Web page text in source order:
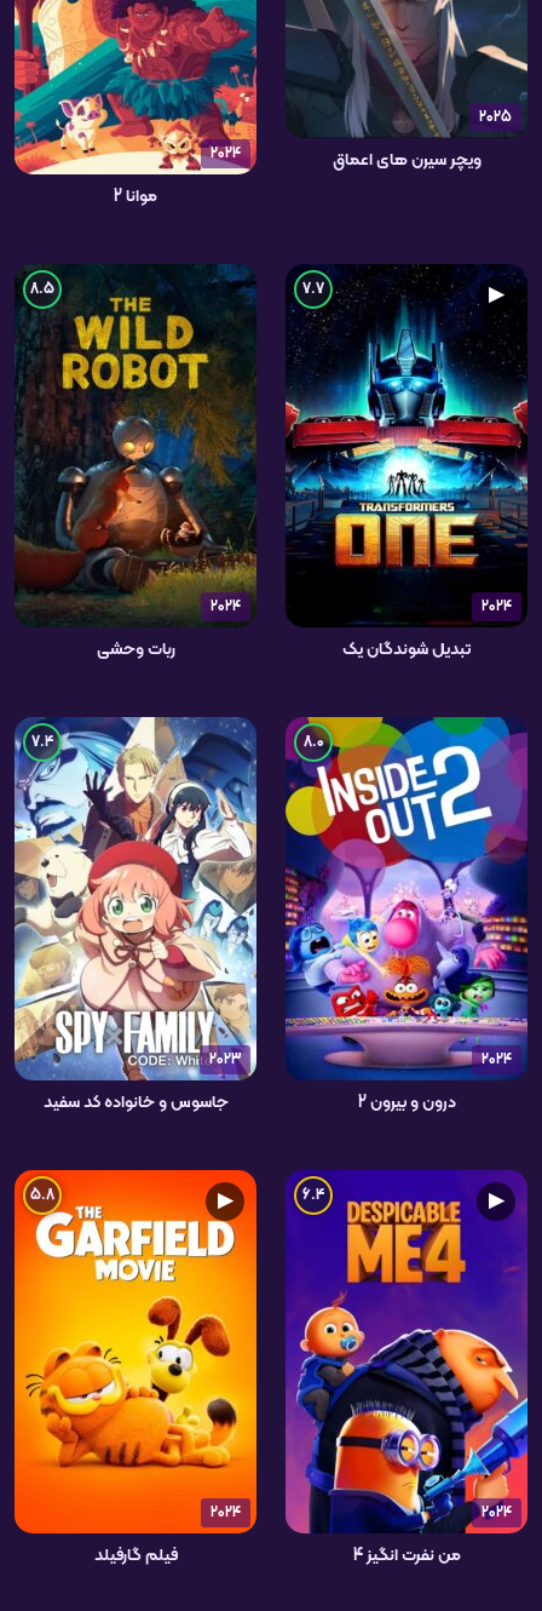
2025
ویچر سیرن های اعماق 2024
موانا 2
2024
▶
7.7
تبدیل شوندگان یک
2024
8.5
ربات وحشی
2024
8.0
درون و بیرون 2
2023
7.4
جاسوس و خانواده کد سفید
2024
▶
6.4
من نفرت انگیز 4
2024
▶
5.8
فیلم گارفیلد